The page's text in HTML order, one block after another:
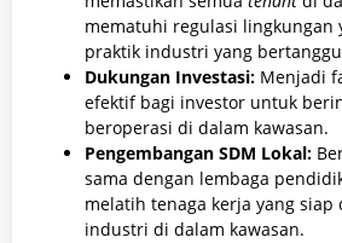
mematuhi regulasi lingkungan
praktik industri yang
Dukungan Investasi: Menjadi
efektif bagi investor untuk
beroperasi di dalam kawasan.
Pengembangan SDM Lokal:
sama dengan lembaga
melatih tenaga kerja yang siap
industri di dalam kawasan.